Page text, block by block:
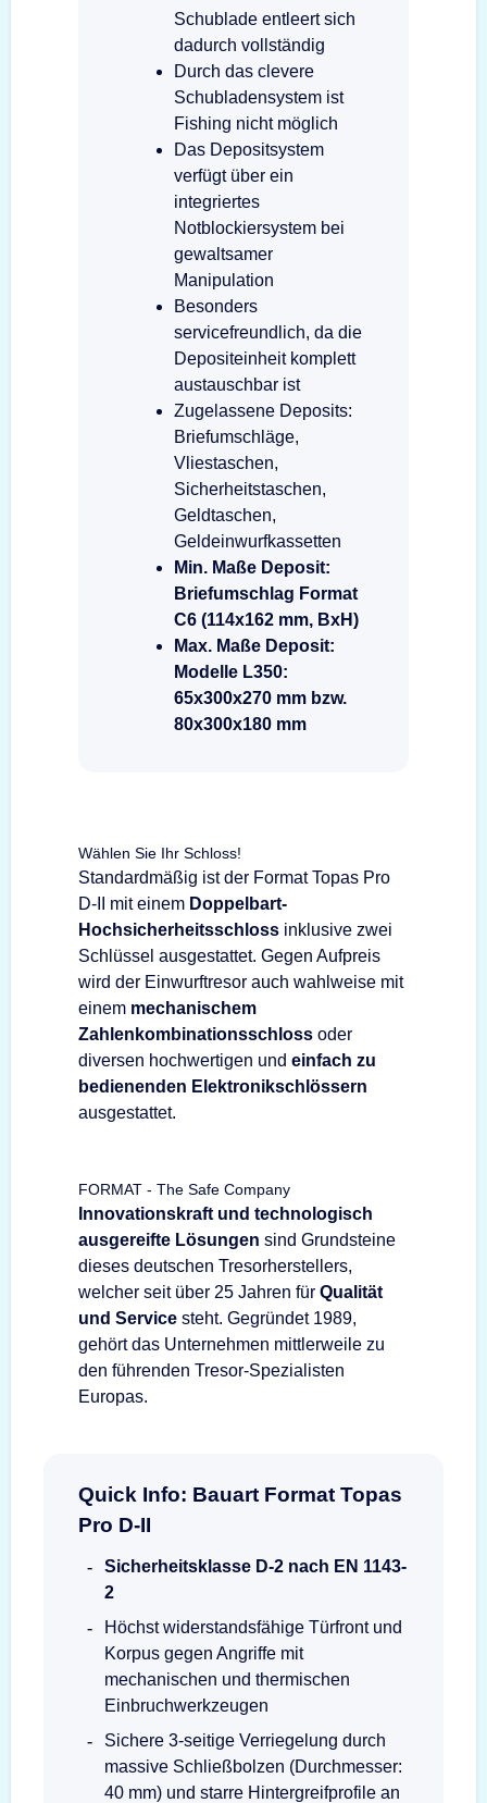
Schublade entleert sich
dadurch vollständig
Durch das clevere
Schubladensystem ist
Fishing nicht möglich
Das Depositsystem
verfügt über ein
integriertes
Notblockiersystem bei
gewaltsamer
Manipulation
Besonders
servicefreundlich, da die
Depositeinheit komplett
austauschbar ist
Zugelassene Deposits:
Briefumschläge,
Vliestaschen,
Sicherheitstaschen,
Geldtaschen,
Geldeinwurfkassetten
Min. Maße Deposit:
Briefumschlag Format
C6 (114x162 mm, BxH)
Max. Maße Deposit:
Modelle L350:
65x300x270 mm bzw.
80x300x180 mm
Wählen Sie Ihr Schloss!
Standardmäßig ist der Format Topas Pro
D-II mit einem Doppelbart-
Hochsicherheitsschloss inklusive zwei
Schlüssel ausgestattet. Gegen Aufpreis
wird der Einwurftresor auch wahlweise mit
einem mechanischem
Zahlenkombinationsschloss oder
diversen hochwertigen und einfach zu
bedienenden Elektronikschlössern
ausgestattet.
FORMAT - The Safe Company
Innovationskraft und technologisch
ausgereifte Lösungen sind Grundsteine
dieses deutschen Tresorherstellers,
welcher seit über 25 Jahren für Qualität
und Service steht. Gegründet 1989,
gehört das Unternehmen mittlerweile zu
den führenden Tresor-Spezialisten
Europas.
Quick Info: Bauart Format Topas
Pro D-II
Sicherheitsklasse D-2 nach EN 1143-
2
Höchst widerstandsfähige Türfront und
Korpus gegen Angriffe mit
mechanischen und thermischen
Einbruchwerkzeugen
Sichere 3-seitige Verriegelung durch
massive Schließbolzen (Durchmesser:
40 mm) und starre Hintergreifprofile an